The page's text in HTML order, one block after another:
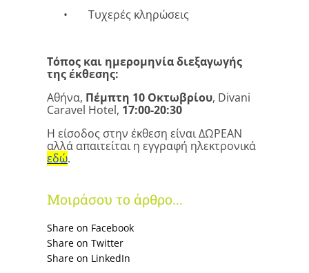
•
Τυχερές κληρώσεις
Τόπος και ημερομηνία διεξαγωγής
της έκθεσης:
Αθήνα, Πέμπτη 10 Οκτωβρίου, Divani
Caravel Hotel, 17:00-20:30
Η είσοδος στην έκθεση είναι ΔΩΡΕΑΝ
αλλά απαιτείται η εγγραφή ηλεκτρονικά
εδώ.
Μοιράσου το άρθρο...
Share on Facebook
Share on Twitter
Share on LinkedΙn